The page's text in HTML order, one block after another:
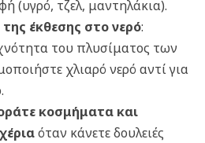
(υγρό, τζελ, μαντηλάκια).
έκθεσης στο νερό:
του πλυσίματος των
χλιαρό νερό αντί για
κοσμήματα και
όταν κάνετε δουλειές